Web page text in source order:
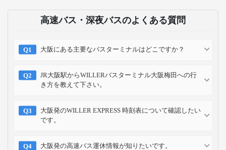
高速バス・深夜バスのよくある質問
大阪にある主要なバスターミナルはどこですか？
JR大阪駅からWILLERバスターミナル大阪梅田への行
き方を教えて下さい。
大阪発のWILLER EXPRESS 時刻表について確認したい
です。
大阪発の高速バス運休情報が知りたいです。